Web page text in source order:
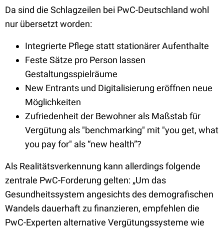
Da sind die Schlagzeilen bei PwC-Deutschland wohl
nur übersetzt worden:
Integrierte Pflege statt stationärer Aufenthalte
Feste Sätze pro Person lassen
Gestaltungsspielräume
New Entrants und Digitalisierung eröffnen neue
Möglichkeiten
Zufriedenheit der Bewohner als Maßstab für
Vergütung als "benchmarking" mit "you get, what
you pay for" als “new health”?
Als Realitätsverkennung kann allerdings folgende
zentrale PwC-Forderung gelten: „Um das
Gesundheitssystem angesichts des demografischen
Wandels dauerhaft zu finanzieren, empfehlen die
PwC-Experten alternative Vergütungssysteme wie